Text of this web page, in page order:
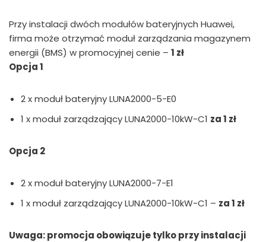
Przy instalacji dwóch modułów bateryjnych Huawei,
firma może otrzymać moduł zarządzania magazynem
energii (BMS) w promocyjnej cenie – 1 zł
Opcja 1
2 x moduł bateryjny LUNA2000-5-E0
1 x moduł zarządzający LUNA2000-10kW-C1 za 1 zł
Opcja 2
2 x moduł bateryjny LUNA2000-7-E1
1 x moduł zarządzający LUNA2000-10kW-C1 – za 1 zł
Uwaga: promocja obowiązuje tylko przy instalacji